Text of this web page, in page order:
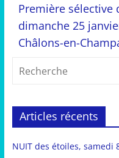
Première
dimanche 25
Châlons-en-
Articles récents
NUIT des étoiles, samedi